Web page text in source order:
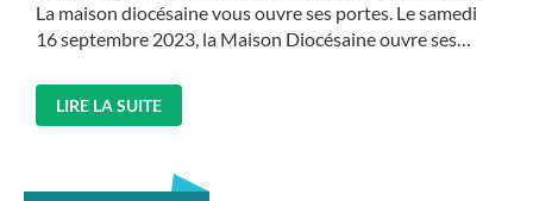
La maison diocésaine vous ouvre ses portes. Le samedi
16 septembre 2023, la Maison Diocésaine ouvre ses…
LIRE LA SUITE